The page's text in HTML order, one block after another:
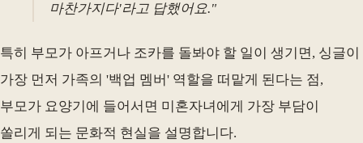
마찬가지다'라고 답했어요."
특히 부모가 아프거나 조카를 돌봐야 할 일이 생기면, 싱글이
가장 먼저 가족의 '백업 멤버' 역할을 떠맡게 된다는 점,
부모가 요양기에 들어서면 미혼자녀에게 가장 부담이
쏠리게 되는 문화적 현실을 설명합니다.